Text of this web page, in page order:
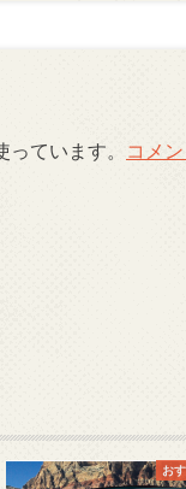
ています。
コメ
お